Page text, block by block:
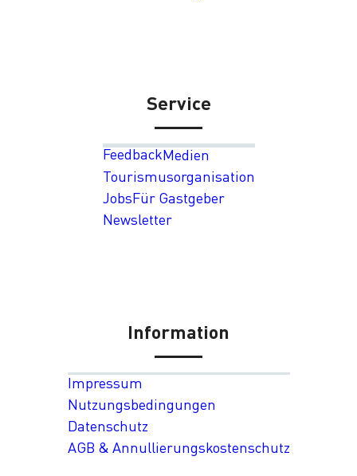
Service
FeedbackMedien
Tourismusorganisation
JobsFür Gastgeber
Newsletter
Information
Impressum
Nutzungsbedingungen
Datenschutz
AGB & Annullierungskostenschutz